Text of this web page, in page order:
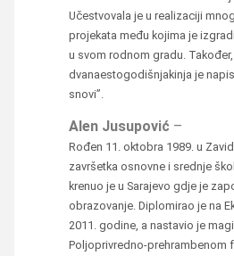
Učestvovala je u realizaciji
projekata među kojima je
u svom rodnom gradu.
dvanaestogodišnjakinja je
snovi”.
Alen Jusupović –
Rođen 11. oktobra 1989. u
završetka osnovne i srednje
krenuo je u Sarajevo gdje je
obrazovanje. Diplomirao je na
2011. godine, a nastavio je
Poljoprivredno-prehrambenom